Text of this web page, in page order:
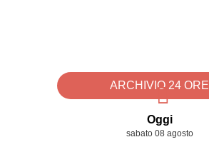
ARCHIVIO 24 ORE
Oggi
sabato 08 agosto